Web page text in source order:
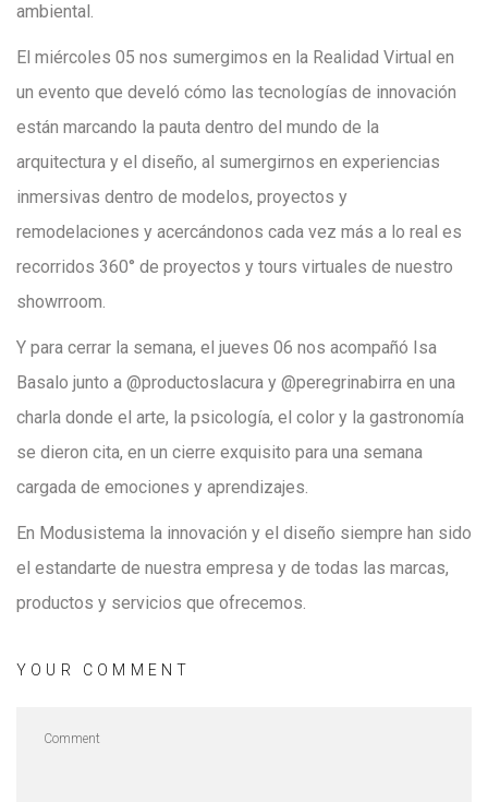
ambiental.
El miércoles 05 nos sumergimos en la Realidad Virtual en
un evento que develó cómo las tecnologías de innovación
están marcando la pauta dentro del mundo de la
arquitectura y el diseño, al sumergirnos en experiencias
inmersivas dentro de modelos, proyectos y
remodelaciones y acercándonos cada vez más a lo real es
recorridos 360° de proyectos y tours virtuales de nuestro
showrroom.
Y para cerrar la semana, el jueves 06 nos acompañó Isa
Basalo junto a @productoslacura y @peregrinabirra en una
charla donde el arte, la psicología, el color y la gastronomía
se dieron cita, en un cierre exquisito para una semana
cargada de emociones y aprendizajes.
En Modusistema la innovación y el diseño siempre han sido
el estandarte de nuestra empresa y de todas las marcas,
productos y servicios que ofrecemos.
YOUR COMMENT